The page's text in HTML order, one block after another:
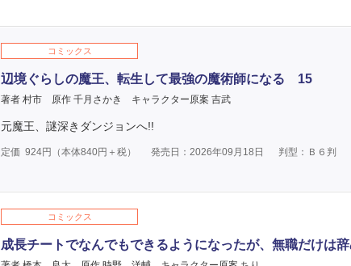
コミックス
辺境ぐらしの魔王、転生して最強の魔術師になる 15
著者 村市 原作 千月さかき キャラクター原案 吉武
元魔王、謎深きダンジョンへ!!
定価 924円（本体840円＋税） 発売日：2026年09月18日 判型：Ｂ６判
コミックス
成長チートでなんでもできるようになったが、無職だけは